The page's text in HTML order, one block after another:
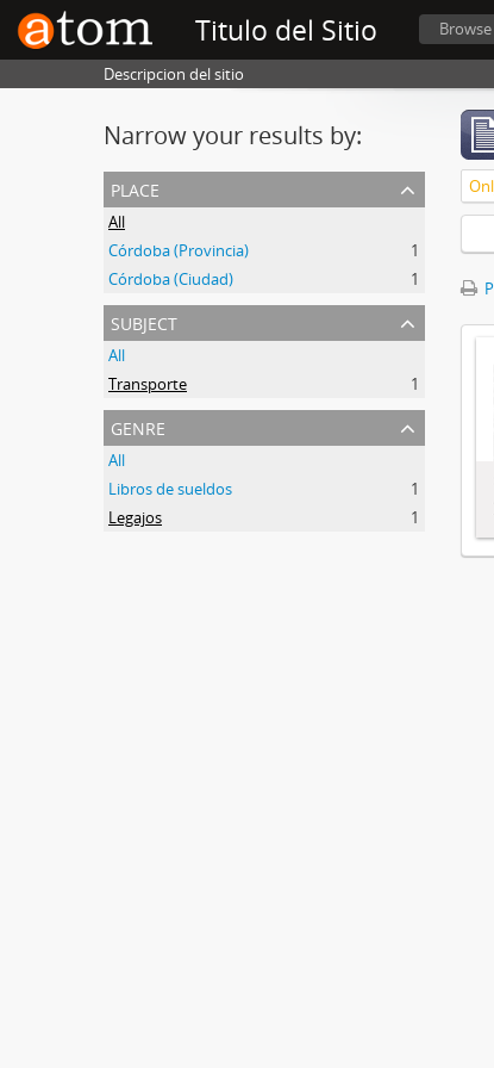
Titulo del Sitio Browse
Descripcion del sitio
Narrow your results by:
place
All
Córdoba (Provincia)
1
Córdoba (Ciudad)
1
subject
All
Transporte
1
genre
All
Libros de sueldos
1
Legajos
1